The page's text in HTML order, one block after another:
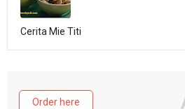
Cerita Mie Titi
Order here